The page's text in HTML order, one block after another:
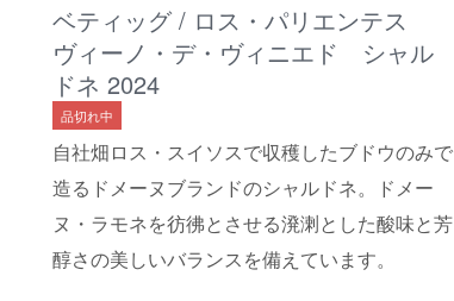
ベティッグ / ロス・パリエンテス
ヴィーノ・デ・ヴィニエド シャル
ドネ 2024
品切れ中
自社畑ロス・スイソスで収穫したブドウのみで
造るドメーヌブランドのシャルドネ。ドメー
ヌ・ラモネを彷彿とさせる溌溂とした酸味と芳
醇さの美しいバランスを備えています。